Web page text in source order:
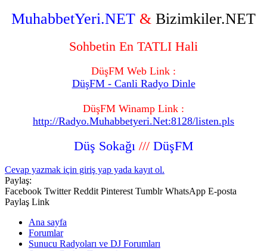
MuhabbetYeri.NET & Bizimkiler.NET
Sohbetin En TATLI Hali
DüşFM Web Link :
DüşFM - Canli Radyo Dinle
DüşFM Winamp Link :
http://Radyo.Muhabbetyeri.Net:8128/listen.pls
Düş Sokağı /// DüşFM
Cevap yazmak için giriş yap yada kayıt ol.
Paylaş:
Facebook Twitter Reddit Pinterest Tumblr WhatsApp E-posta
Paylaş Link
Ana sayfa
Forumlar
Sunucu Radyoları ve DJ Forumları